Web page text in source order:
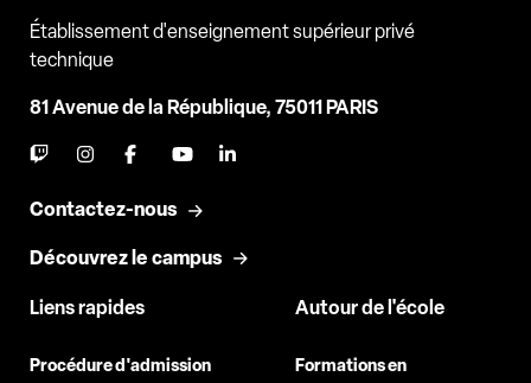
Établissement d'enseignement supérieur privé
technique
81 Avenue de la République, 75011 PARIS
Contactez-nous
Découvrez le campus
Liens rapides
Procédure d'admission
Autour de l'école
Formations en